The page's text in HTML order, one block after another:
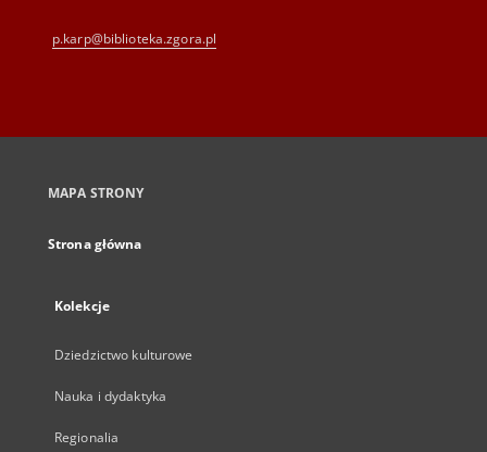
p.karp@biblioteka.zgora.pl
MAPA STRONY
Strona główna
Kolekcje
Dziedzictwo kulturowe
Nauka i dydaktyka
Regionalia